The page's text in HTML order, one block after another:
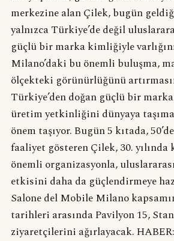
merkezine alan Çilek, bugün
yalnızca Türkiye’de değil
güçlü bir marka kimliğiyle
Milano’daki bu önemli buluşma,
ölçekteki görünürlüğünü
Türkiye’den doğan güçlü bir
üretim yetkinliğini dünyaya
önem taşıyor. Bugün 5 kıtada,
faaliyet gösteren Çilek, 30. yılında
önemli organizasyonla,
etkisini daha da güçlendirmeye
Salone del Mobile Milano
tarihleri arasında Pavilyon 15,
ziyaretçilerini ağırlayacak.